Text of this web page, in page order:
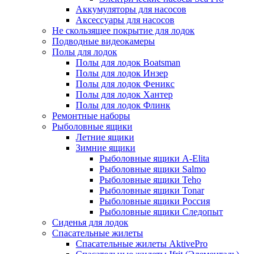
Аккумуляторы для насосов
Аксессуары для насосов
Не скользящее покрытие для лодок
Подводные видеокамеры
Полы для лодок
Полы для лодок Boatsman
Полы для лодок Инзер
Полы для лодок Феникс
Полы для лодок Хантер
Полы для лодок Флинк
Ремонтные наборы
Рыболовные ящики
Летние ящики
Зимние ящики
Рыболовные ящики A-Elita
Рыболовные ящики Salmo
Рыболовные ящики Teho
Рыболовные ящики Tonar
Рыболовные ящики Россия
Рыболовные ящики Следопыт
Сиденья для лодок
Спасательные жилеты
Спасательные жилеты AktivePro